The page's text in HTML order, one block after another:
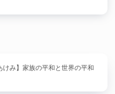
けみ】家族の平和と世界の平和